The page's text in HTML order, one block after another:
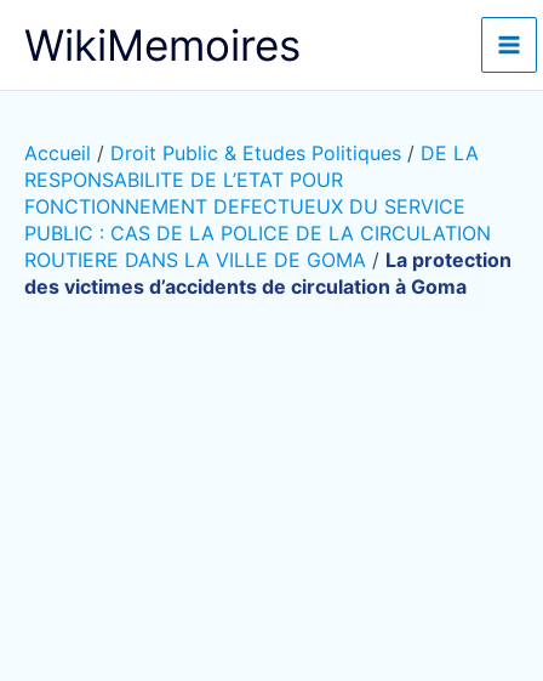
WikiMemoires
Accueil / Droit Public & Etudes Politiques / DE LA
RESPONSABILITE DE L’ETAT POUR
FONCTIONNEMENT DEFECTUEUX DU SERVICE
PUBLIC : CAS DE LA POLICE DE LA CIRCULATION
ROUTIERE DANS LA VILLE DE GOMA / La protection
des victimes d’accidents de circulation à Goma